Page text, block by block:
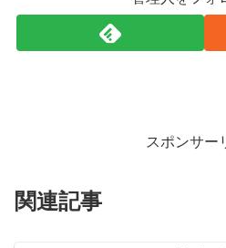
スポンサー
関連記事